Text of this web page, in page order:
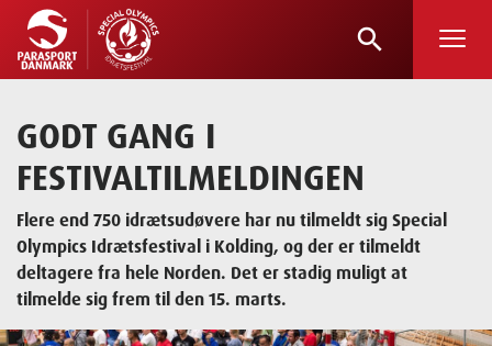
Skip
to
content
search
GODT GANG I
FESTIVALTILMELDINGEN
Flere end 750 idrætsudøvere har nu tilmeldt sig Special
Olympics Idrætsfestival i Kolding, og der er tilmeldt
deltagere fra hele Norden. Det er stadig muligt at
tilmelde sig frem til den 15. marts.